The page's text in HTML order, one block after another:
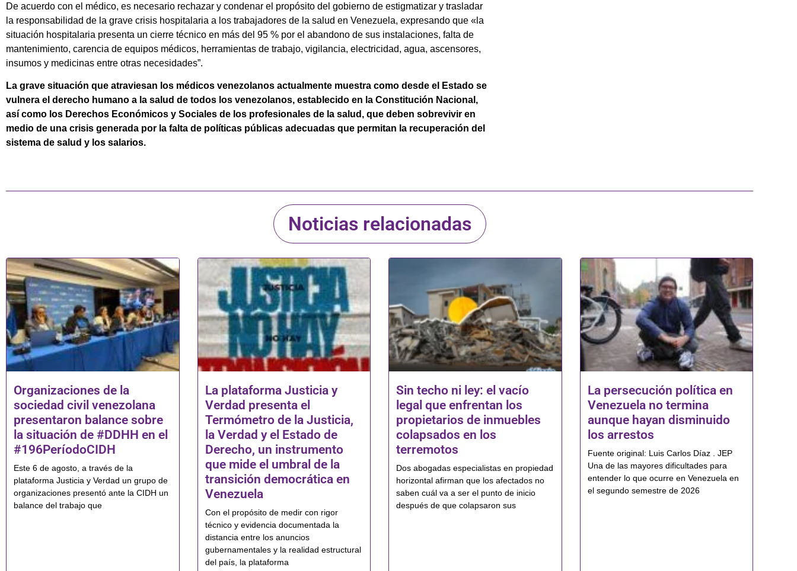
De acuerdo con el médico, es necesario rechazar y condenar el propósito del gobierno de estigmatizar y trasladar
la responsabilidad de la grave crisis hospitalaria a los trabajadores de la salud en Venezuela, expresando que «la
situación hospitalaria presenta un cierre técnico en más del 95 % por el abandono de sus instalaciones, falta de
mantenimiento, carencia de equipos médicos, herramientas de trabajo, vigilancia, electricidad, agua, ascensores,
insumos y medicinas entre otras necesidades”.
La grave situación que atraviesan los médicos venezolanos actualmente muestra como desde el Estado se
vulnera el derecho humano a la salud de todos los venezolanos, establecido en la Constitución Nacional,
así como los Derechos Económicos y Sociales de los profesionales de la salud, que deben sobrevivir en
medio de una crisis generada por la falta de políticas públicas adecuadas que permitan la recuperación del
sistema de salud y los salarios.
Noticias relacionadas
Organizaciones de la
sociedad civil venezolana
presentaron balance sobre
la situación de #DDHH en el
#196PeríodoCIDH
Este 6 de agosto, a través de la
plataforma Justicia y Verdad un grupo de
organizaciones presentó ante la CIDH un
balance del trabajo que
La plataforma Justicia y
Verdad presenta el
Termómetro de la Justicia,
la Verdad y el Estado de
Derecho, un instrumento
que mide el umbral de la
transición democrática en
Venezuela
Con el propósito de medir con rigor
técnico y evidencia documentada la
distancia entre los anuncios
gubernamentales y la realidad estructural
del país, la plataforma
Sin techo ni ley: el vacío
legal que enfrentan los
propietarios de inmuebles
colapsados en los
terremotos
Dos abogadas especialistas en propiedad
horizontal afirman que los afectados no
saben cuál va a ser el punto de inicio
después de que colapsaron sus
La persecución política en
Venezuela no termina
aunque hayan disminuido
los arrestos
Fuente original: Luis Carlos Díaz . JEP
Una de las mayores dificultades para
entender lo que ocurre en Venezuela en
el segundo semestre de 2026